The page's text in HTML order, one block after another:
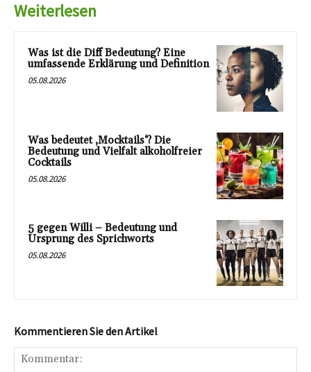
Weiterlesen
Was ist die Diff Bedeutung? Eine
umfassende Erklärung und Definition
05.08.2026
Was bedeutet ‚Mocktails‘? Die
Bedeutung und Vielfalt alkoholfreier
Cocktails
05.08.2026
5 gegen Willi – Bedeutung und
Ursprung des Sprichworts
05.08.2026
Kommentieren Sie den Artikel